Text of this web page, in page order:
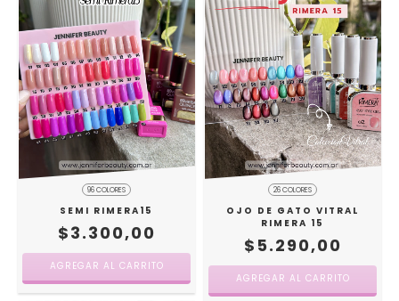
96 COLORES
SEMI RIMERA15
$3.300,00
AGREGAR AL CARRITO
26 COLORES
OJO DE GATO VITRAL
RIMERA 15
$5.290,00
AGREGAR AL CARRITO